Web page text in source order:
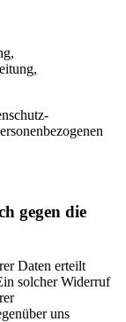
gegen die
Daten erteilt
solcher Widerruf
uns